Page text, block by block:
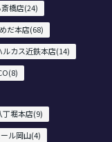
橋店(24)
だ本店(68)
ルカス近鉄本店(14)
丁堀本店(9)
ル岡山(4)